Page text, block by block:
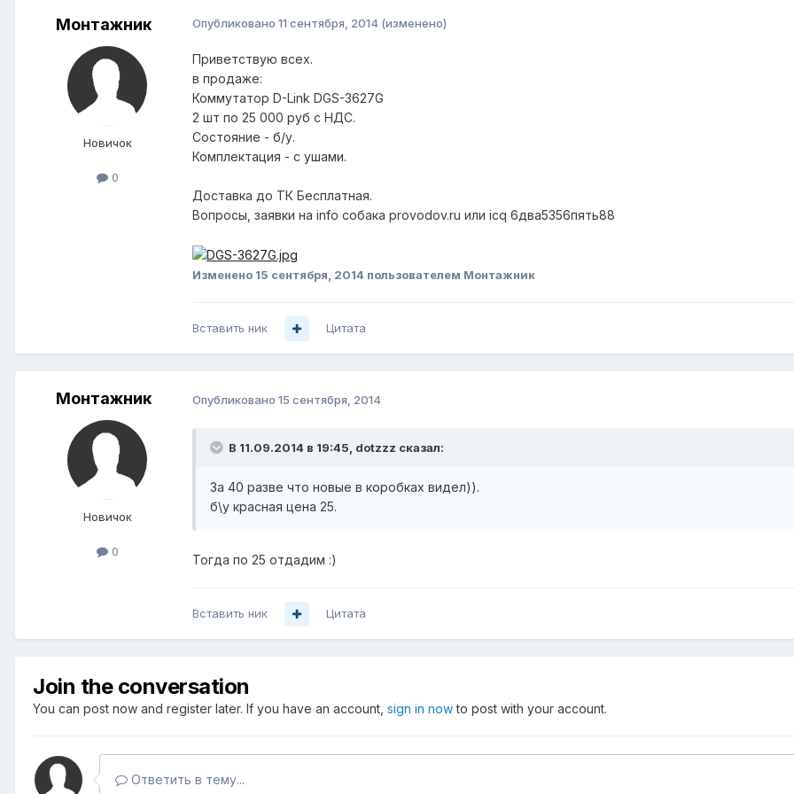
Монтажник
Новичок
0
Опубликовано 11 сентября, 2014 (изменено)
Приветствую всех.
в продаже:
Коммутатор D-Link DGS-3627G
2 шт по 25 000 руб с НДС.
Состояние - б/у.
Комплектация - с ушами.
Доставка до ТК Бесплатная.
Вопросы, заявки на info собака provodov.ru или icq 6два5356пять88
Изменено 15 сентября, 2014 пользователем Монтажник
Вставить ник Цитата
Монтажник
Новичок
0
Опубликовано 15 сентября, 2014
В 11.09.2014 в 19:45, dotzzz сказал:
За 40 разве что новые в коробках видел)).
б\у красная цена 25.
Тогда по 25 отдадим :)
Вставить ник Цитата
Join the conversation
You can post now and register later. If you have an account, sign in nowto post with your account.
Ответить в тему...